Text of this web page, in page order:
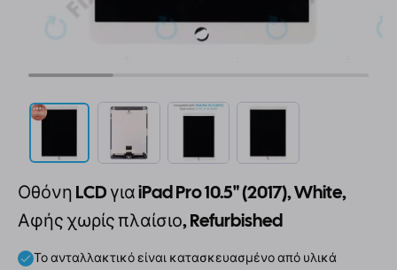
Οθόνη LCD για iPad Pro 10.5" (2017), White,
Αφής χωρίς πλαίσιο, Refurbished
Το ανταλλακτικό είναι κατασκευασμένο από υλικά